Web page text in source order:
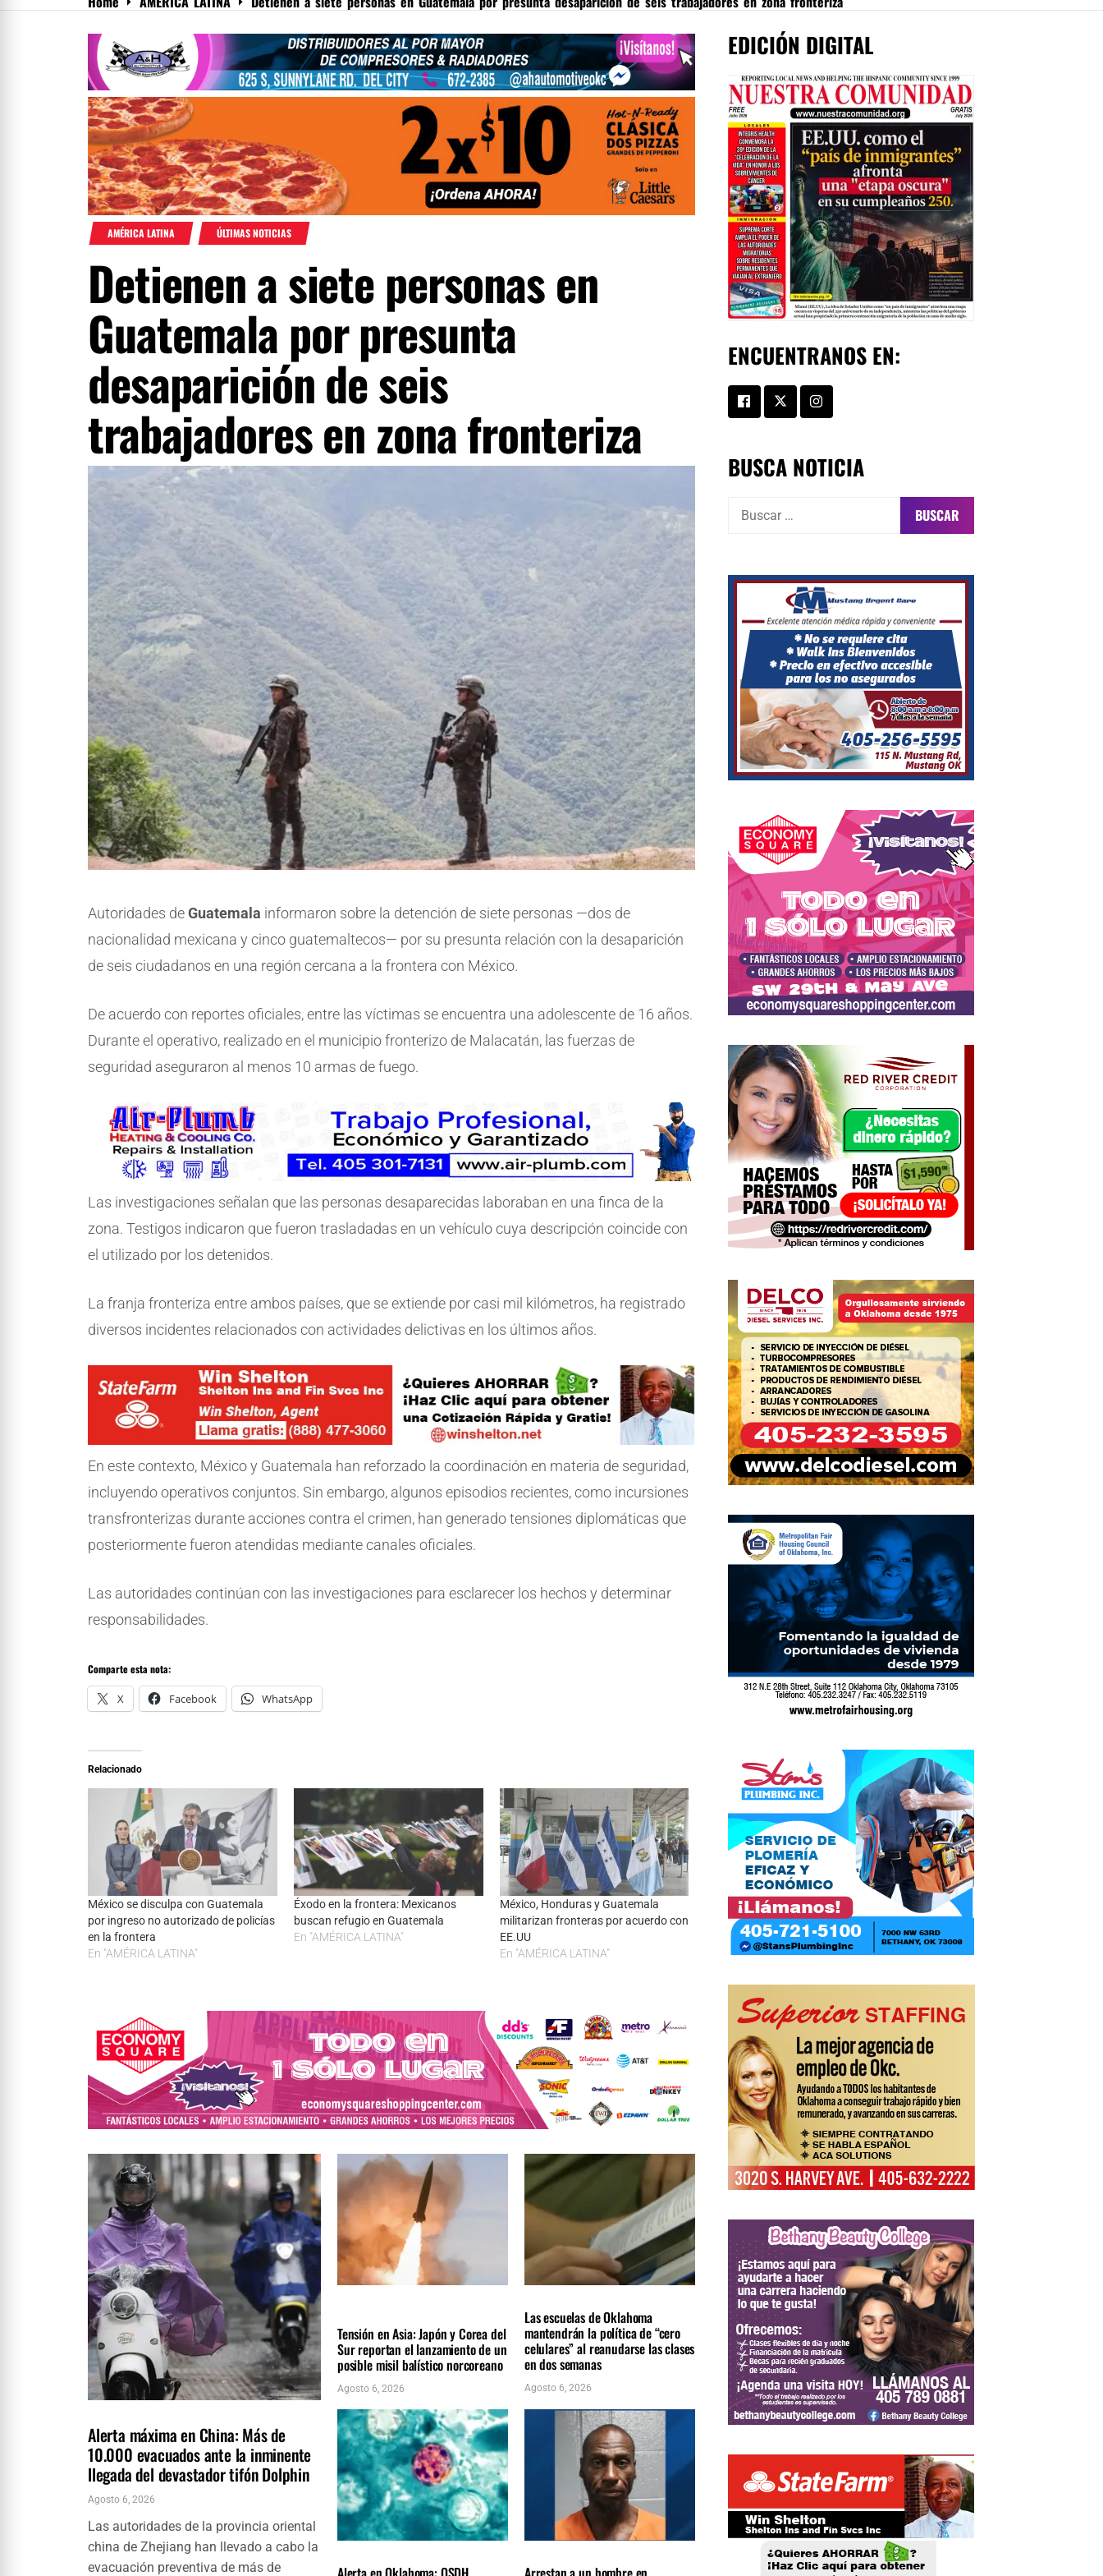
Menu
AMÉRICA LATINA ÚLTIMAS NOTICIAS
Detienen a siete personas en
Guatemala por presunta
desaparición de seis
trabajadores en zona fronteriza
Autoridades deGuatemala informaron sobre la detención de siete personas —dos de
nacionalidad mexicana y cinco guatemaltecos— por su presunta relación con la desaparición
de seis ciudadanos en una región cercana a la frontera con México.
De acuerdo con reportes oficiales, entre las víctimas se encuentra una adolescente de 16 años.
Durante el operativo, realizado en el municipio fronterizo de Malacatán, las fuerzas de
seguridad aseguraron al menos 10 armas de fuego.
Las investigaciones señalan que las personas desaparecidas laboraban en una finca de la
zona. Testigos indicaron que fueron trasladadas en un vehículo cuya descripción coincide con
el utilizado por los detenidos.
La franja fronteriza entre ambos países, que se extiende por casi mil kilómetros, ha registrado
diversos incidentes relacionados con actividades delictivas en los últimos años.
En este contexto, México y Guatemala han reforzado la coordinación en materia de seguridad,
incluyendo operativos conjuntos. Sin embargo, algunos episodios recientes, como incursiones
transfronterizas durante acciones contra el crimen, han generado tensiones diplomáticas que
posteriormente fueron atendidas mediante canales oficiales.
Las autoridades continúan con las investigaciones para esclarecer los hechos y determinar
responsabilidades.
Comparte esta nota:
X Facebook WhatsApp
Relacionado
México se disculpa con Guatemala
por ingreso no autorizado de policías
en la frontera
En "AMÉRICA LATINA"
Éxodo en la frontera: Mexicanos
buscan refugio en Guatemala
En "AMÉRICA LATINA"
México, Honduras y Guatemala
militarizan fronteras por acuerdo con
EE.UU
En "AMÉRICA LATINA"
Alerta máxima en China: Más de
10.000 evacuados ante la inminente
llegada del devastador tifón Dolphin
Agosto 6, 2026
Las autoridades de la provincia oriental
china de Zhejiang han llevado a cabo la
evacuación preventiva de más de
Tensión en Asia: Japón y Corea del
Sur reportan el lanzamiento de un
posible misil balístico norcoreano
Agosto 6, 2026
Las escuelas de Oklahoma
mantendrán la política de “cero
celulares” al reanudarse las clases
en dos semanas
Agosto 6, 2026
EDICIÓN DIGITAL
ENCUENTRANOS EN:
BUSCA NOTICIA
Buscar: